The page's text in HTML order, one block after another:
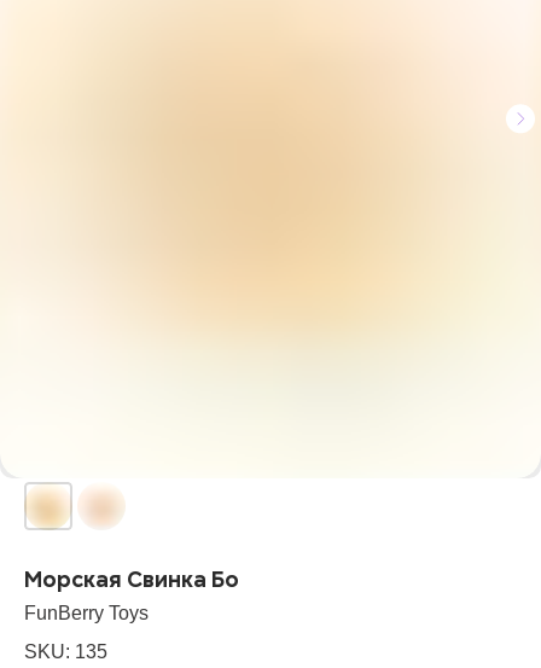
Морская Свинка Бо
FunBerry Toys
SKU: 135